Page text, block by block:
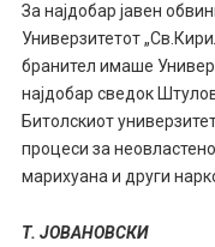
За најдобар јавен
Универзитетот
бранител имаше
најдобар сведок
Битолскиот
процеси за
марихуана и други
Т. ЈОВАНОВСКИ